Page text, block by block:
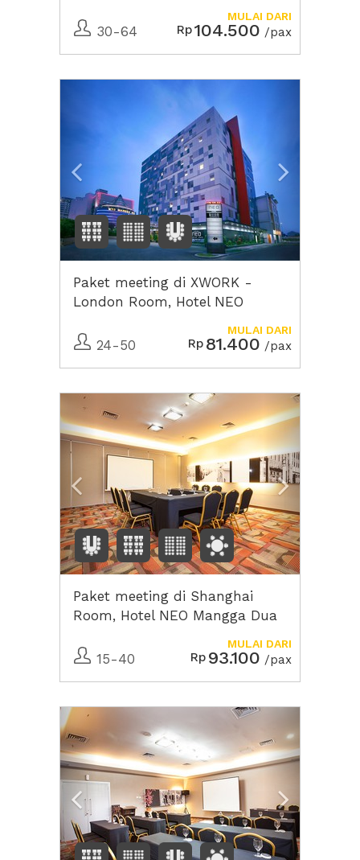
30-64
Rp104.500 /pax
MULAI DARI
Paket meeting di XWORK -
London Room, Hotel NEO
24-50
Rp 81.400 /pax
MULAI DARI
Previous Next2
Paket meeting di Shanghai
Room, Hotel NEO Mangga Dua
15-40
Rp 93.100 /pax
MULAI DARI
Previous